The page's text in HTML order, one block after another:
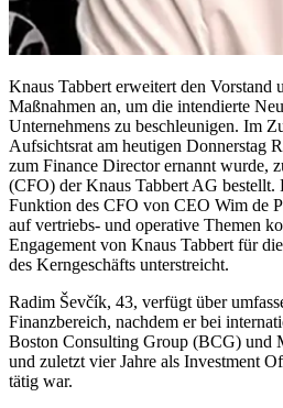
Knaus Tabbert erweitert den Vorstand
Maßnahmen an, um die intendierte
Unternehmens zu beschleunigen. Im
Aufsichtsrat am heutigen Donnerstag
zum Finance Director ernannt wurde,
(CFO) der Knaus Tabbert AG
Funktion des CFO von CEO Wim de
auf vertriebs‐ und operative Themen
Engagement von Knaus Tabbert für
des Kerngeschäfts unterstreicht.
Radim Ševčík, 43, verfügt über
Finanzbereich, nachdem er bei
Boston Consulting Group (BCG) und
und zuletzt vier Jahre als Investment
tätig war.